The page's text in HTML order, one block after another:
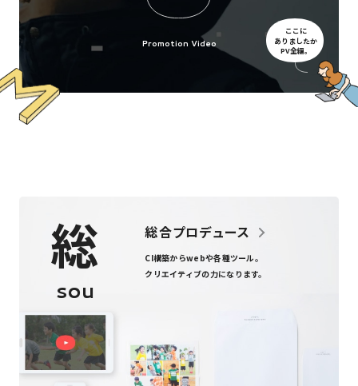
Promotion Video
ここに
ありましたか
PV全編。
総
sou
総合プロデュース
CI構築からwebや各種ツール。
クリエイティブの力になります。